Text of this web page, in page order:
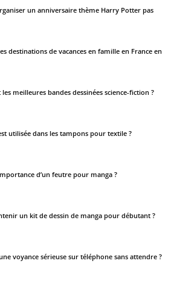
un anniversaire thème Harry Potter pas
destinations de vacances en famille en France en
meilleures bandes dessinées science-fiction ?
utilisée dans les tampons pour textile ?
d’un feutre pour manga ?
un kit de dessin de manga pour débutant ?
voyance sérieuse sur téléphone sans attendre ?